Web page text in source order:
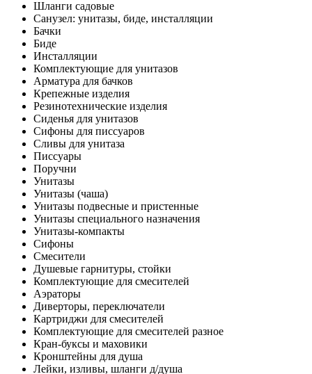
Шланги садовые
Санузел: унитазы, биде, инсталляции
Бачки
Биде
Инсталляции
Комплектующие для унитазов
Арматура для бачков
Крепежные изделия
Резинотехнические изделия
Сиденья для унитазов
Сифоны для писсуаров
Сливы для унитаза
Писсуары
Поручни
Унитазы
Унитазы (чаша)
Унитазы подвесные и пристенные
Унитазы специального назначения
Унитазы-компакты
Сифоны
Смесители
Душевые гарнитуры, стойки
Комплектующие для смесителей
Аэраторы
Диверторы, переключатели
Картриджи для смесителей
Комплектующие для смесителей разное
Кран-буксы и маховики
Кронштейны для душа
Лейки, изливы, шланги д/душа